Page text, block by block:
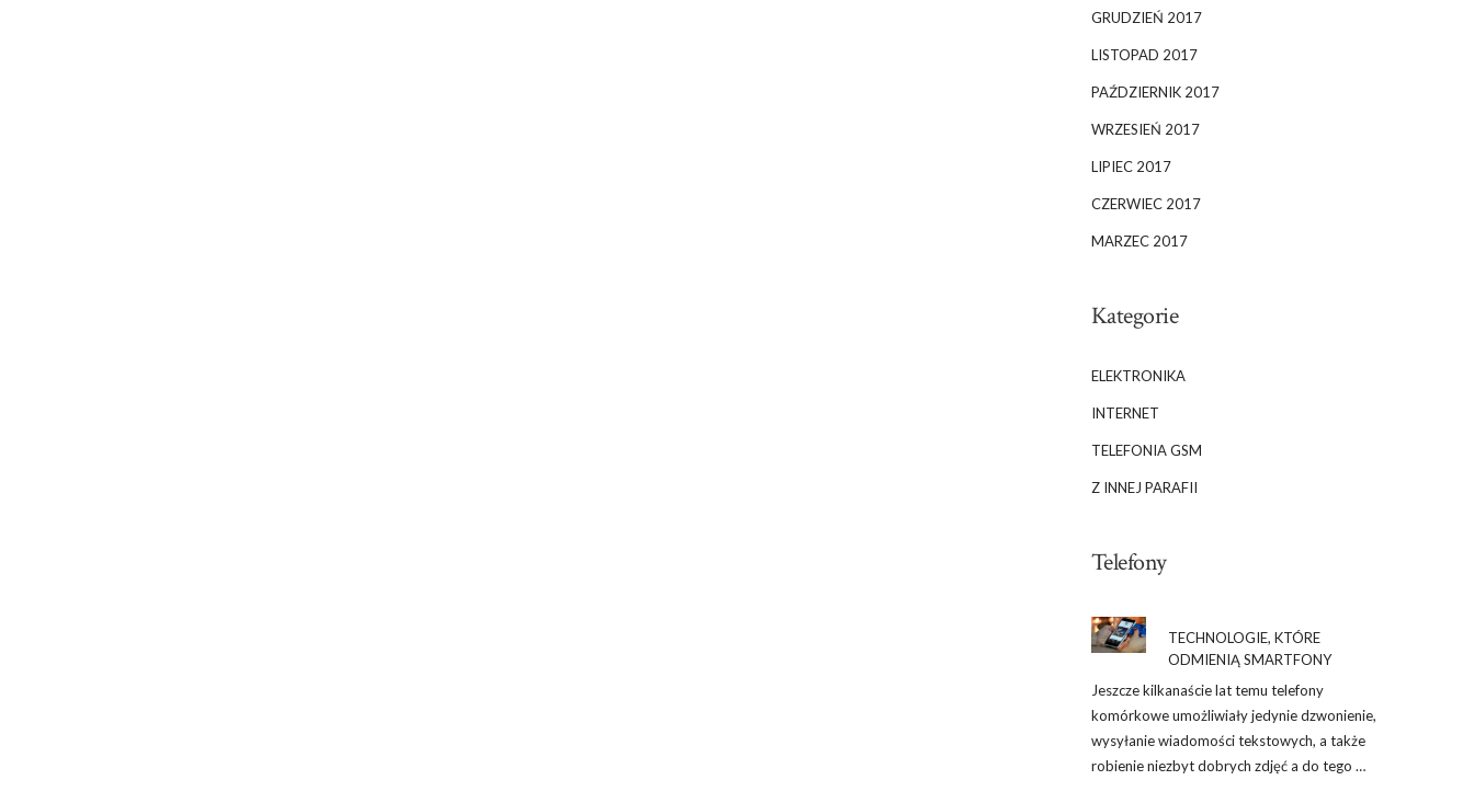
GRUDZIEŃ 2017
LISTOPAD 2017
PAŹDZIERNIK 2017
WRZESIEŃ 2017
LIPIEC 2017
CZERWIEC 2017
MARZEC 2017
Kategorie
ELEKTRONIKA
INTERNET
TELEFONIA GSM
Z INNEJ PARAFII
Telefony
TECHNOLOGIE, KTÓRE
ODMIENIĄ SMARTFONY
Jeszcze kilkanaście lat temu telefony
komórkowe umożliwiały jedynie dzwonienie,
wysyłanie wiadomości tekstowych, a także
robienie niezbyt dobrych zdjęć a do tego …